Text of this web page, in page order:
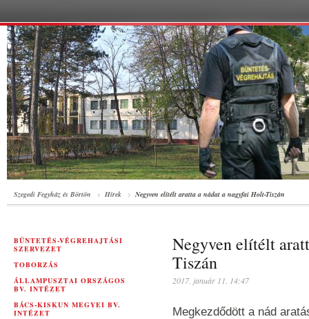
Szegedi Fegyház és Börtön Hírek Negyven elítélt aratta a nádat a nagyfai Holt-Tiszán
BÜNTETÉS-VÉGREHAJTÁSI
SZERVEZET
TOBORZÁS
ÁLLAMPUSZTAI ORSZÁGOS
BV. INTÉZET
BÁCS-KISKUN MEGYEI BV.
INTÉZET
Negyven elítélt
Tiszán
2017. január 11. 14:47
Megkezdődött a nád